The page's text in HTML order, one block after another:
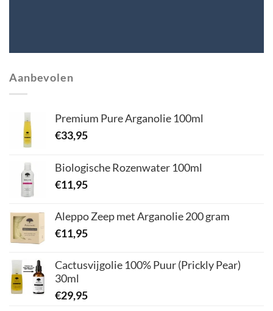
Aanbevolen
Premium Pure Arganolie 100ml
€33,95
Biologische Rozenwater 100ml
€11,95
Aleppo Zeep met Arganolie 200 gram
€11,95
Cactusvijgolie 100% Puur (Prickly Pear)
30ml
€29,95